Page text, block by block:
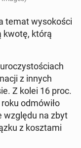
temat wysokoś­ci
kwotę, którą
z innych
Z kolei 16 proc.
odmówiło
względu na zbyt
z kosz­ta­mi